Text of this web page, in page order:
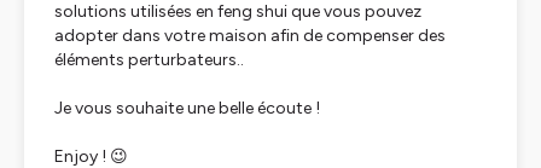
solutions utilisées en feng shui que vous pouvez
adopter dans votre maison afin de compenser des
éléments perturbateurs..
Je vous souhaite une belle écoute !
Enjoy ! 😉